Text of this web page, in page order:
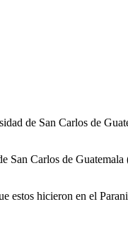
de San Carlos de
San Carlos de
estos hicieron en el